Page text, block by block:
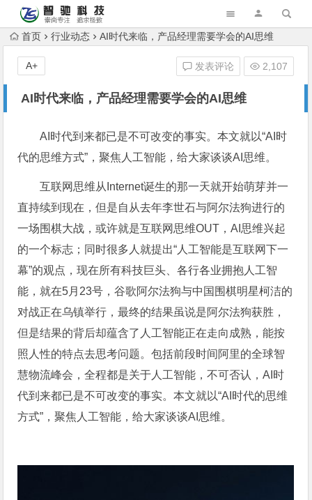
首页 行业动态 AI时代来临，产品经理需要学会的AI思维
AI时代来临，产品经理需要学会的AI思维
发表评论 2,107
A+
AI时代到来都已是不可改变的事实。本文就以“AI时
代的思维方式”，聚焦人工智能，给大家谈谈AI思维。
互联网思维从Internet诞生的那一天就开始萌芽并一
直持续到现在，但是自从去年李世石与阿尔法狗进行的
一场围棋大战，或许就是互联网思维OUT，AI思维兴起
的一个标志；同时很多人就提出“人工智能是互联网下一
幕”的观点，现在所有科技巨头、各行各业拥抱人工智
能，就在5月23号，谷歌阿尔法狗与中国围棋明星柯洁的
对战正在乌镇举行，最终的结果虽说是阿尔法狗获胜，
但是结果的背后却蕴含了人工智能正在走向成熟，能按
照人性的特点去思考问题。包括前段时间阿里的全球智
慧物流峰会，全程都是关于人工智能，不可否认，AI时
代到来都已是不可改变的事实。本文就以“AI时代的思维
方式”，聚焦人工智能，给大家谈谈AI思维。